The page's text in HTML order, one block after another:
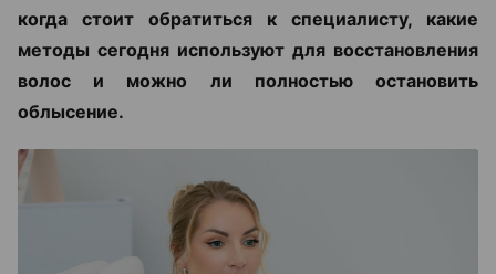
когда стоит обратиться к специалисту, какие
методы сегодня используют для восстановления
волос и можно ли полностью остановить
облысение.